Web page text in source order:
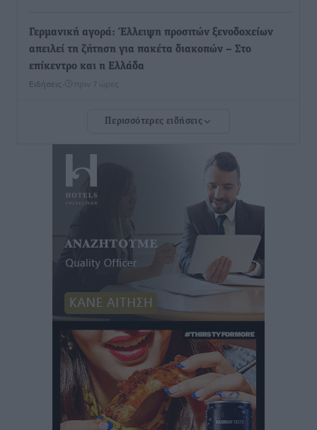
Γερμανική αγορά: Έλλειψη προσιτών ξενοδοχείων
απειλεί τη ζήτηση για πακέτα διακοπών – Στο
επίκεντρο και η Ελλάδα
Ειδήσεις πριν 7 ώρες
Νέο ξενοδοχείο στη Ρόδο για την H Hotels –
στην Κω
Τοπικές Ειδήσεις
Αυτοκίνητο μπήκε παράνομα σε μονόδρομο στο
Μαστιχάρι – Αναποδογύρισε όχημα με μητέρα και
5χρονο παιδί
Τοπικές Ειδήσεις• πριν 8 ώρες
“Η Ευρώπη αντιμετώπιζε το προσφυγικό σαν ταινία
τρόμου” – Η συγκλονιστική μαρτυρία της Χαρούλας
Γιασιράνη στον RV για τα γεγονότα που οδήγησαν στο
Σύμφωνο της Λέρου
Τοπικές Ειδήσεις πριν 8 ώρες
Συναυλία με τον Γιάννη Κότσιρα στις 21 Αυγούστου
Πολιτιστικά πριν 8 ώρες
Περισσότερες ειδήσεις